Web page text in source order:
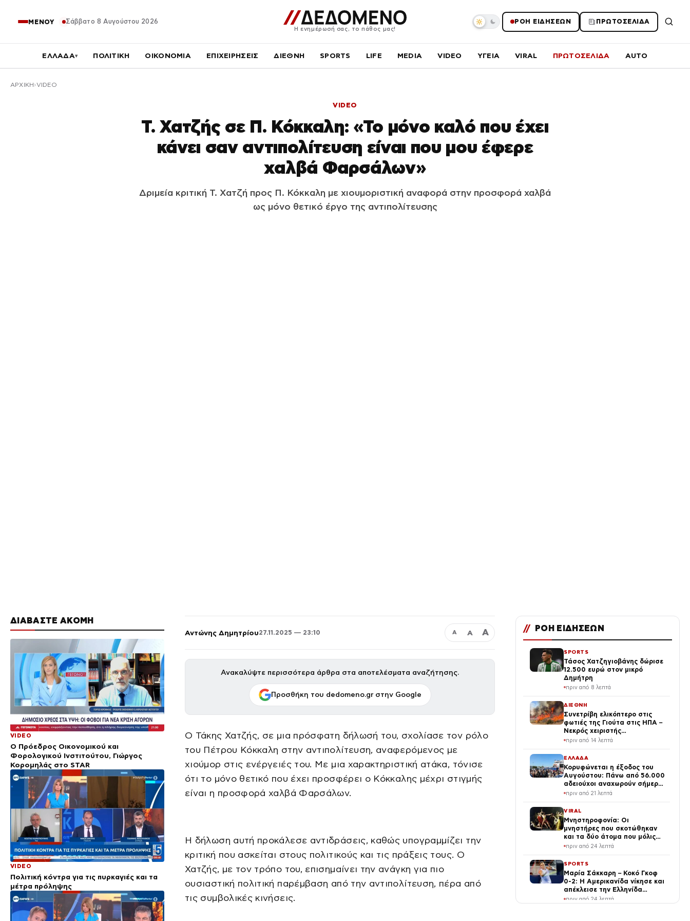
ΜΕΝΟΥ Σάββατο 8 Αυγούστου 2026
Η ενημέρωσή σας, το πάθος μας!
ΡΟΗ ΕΙΔΗΣΕΩΝ ΠΡΩΤΟΣΕΛΙΔΑ
ΕΛΛΑΔΑ▾ ΠΟΛΙΤΙΚΗ ΟΙΚΟΝΟΜΙΑ ΕΠΙΧΕΙΡΗΣΕΙΣ ΔΙΕΘΝΗ SPORTS LIFE MEDIA VIDEO ΥΓΕΙΑ VIRAL ΠΡΩΤΟΣΕΛΙΔΑ AUTO
ΑΡΧΙΚΉ VIDEO
VIDEO
Τ. Χατζής σε Π. Κόκκαλη: «Το μόνο καλό που έχει
κάνει σαν αντιπολίτευση είναι που μου έφερε
χαλβά Φαρσάλων»
Δριμεία κριτική Τ. Χατζή προς Π. Κόκκαλη με χιουμοριστική αναφορά στην προσφορά χαλβά
ως μόνο θετικό έργο της αντιπολίτευσης
ΔΙΑΒΑΣΤΕ ΑΚΟΜΗ
VIDEO
Ο Πρόεδρος Οικονομικού και
Φορολογικού Ινστιτούτου, Γιώργος
Κορομηλάς στο STAR
VIDEO
Πολιτική κόντρα για τις πυρκαγιές και τα
μέτρα πρόληψης
Αντώνης Δημητρίου27.11.2025 — 23:10 Α Α Α
Ανακαλύψτε περισσότερα άρθρα στα αποτελέσματα αναζήτησης.
Προσθήκη του dedomeno.gr στην Google
Ο Τάκης Χατζής, σε μια πρόσφατη δήλωσή του, σχολίασε τον ρόλο
του Πέτρου Κόκκαλη στην αντιπολίτευση, αναφερόμενος με
χιούμορ στις ενέργειές του. Με μια χαρακτηριστική ατάκα, τόνισε
ότι το μόνο θετικό που έχει προσφέρει ο Κόκκαλης μέχρι στιγμής
είναι η προσφορά χαλβά Φαρσάλων.
Η δήλωση αυτή προκάλεσε αντιδράσεις, καθώς υπογραμμίζει την
κριτική που ασκείται στους πολιτικούς και τις πράξεις τους. Ο
Χατζής, με τον τρόπο του, επισημαίνει την ανάγκη για πιο
ουσιαστική πολιτική παρέμβαση από την αντιπολίτευση, πέρα από
τις συμβολικές κινήσεις.
// ΡΟΗ ΕΙΔΗΣΕΩΝ
SPORTS
Τάσος Χατζηγιοβάνης δώρισε
12.500 ευρώ στον μικρό
Δημήτρη
πριν από 8 λεπτά
ΔΙΕΘΝΗ
Συνετρίβη ελικόπτερο στις
φωτιές της Γιούτα στις ΗΠΑ –
Νεκρός χειριστής
μπουλντόζας στο Όρεγκον
πριν από 14 λεπτά
ΕΛΛΑΔΑ
Κορυφώνεται η έξοδος του
Αυγούστου: Πάνω από 56.000
αδειούχοι αναχωρούν σήμερα
από τα λιμάνια της Αττικής
πριν από 21 λεπτά
VIRAL
Μνηστηροφονία: Οι
μνηστήρες που σκοτώθηκαν
και τα δύο άτομα που μόλις
σώθηκαν στην Οδύσσεια
πριν από 24 λεπτά
SPORTS
Μαρία Σάκκαρη – Κοκό Γκοφ
0-2: Η Αμερικανίδα νίκησε και
απέκλεισε την Ελληνίδα
τενίστρια στις «32» του
Τορόντο
πριν από 24 λεπτά